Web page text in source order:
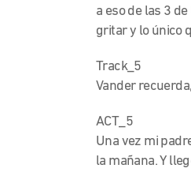
a eso de las 3
gritar y lo único
Track_5
Vander
ACT_5
Una vez mi
la mañana. Y